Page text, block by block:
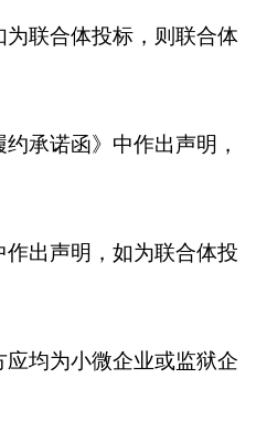
为联合体投标，则联合体
承诺函》中作出声明，
出声明，如为联合体投
均为小微企业或监狱企